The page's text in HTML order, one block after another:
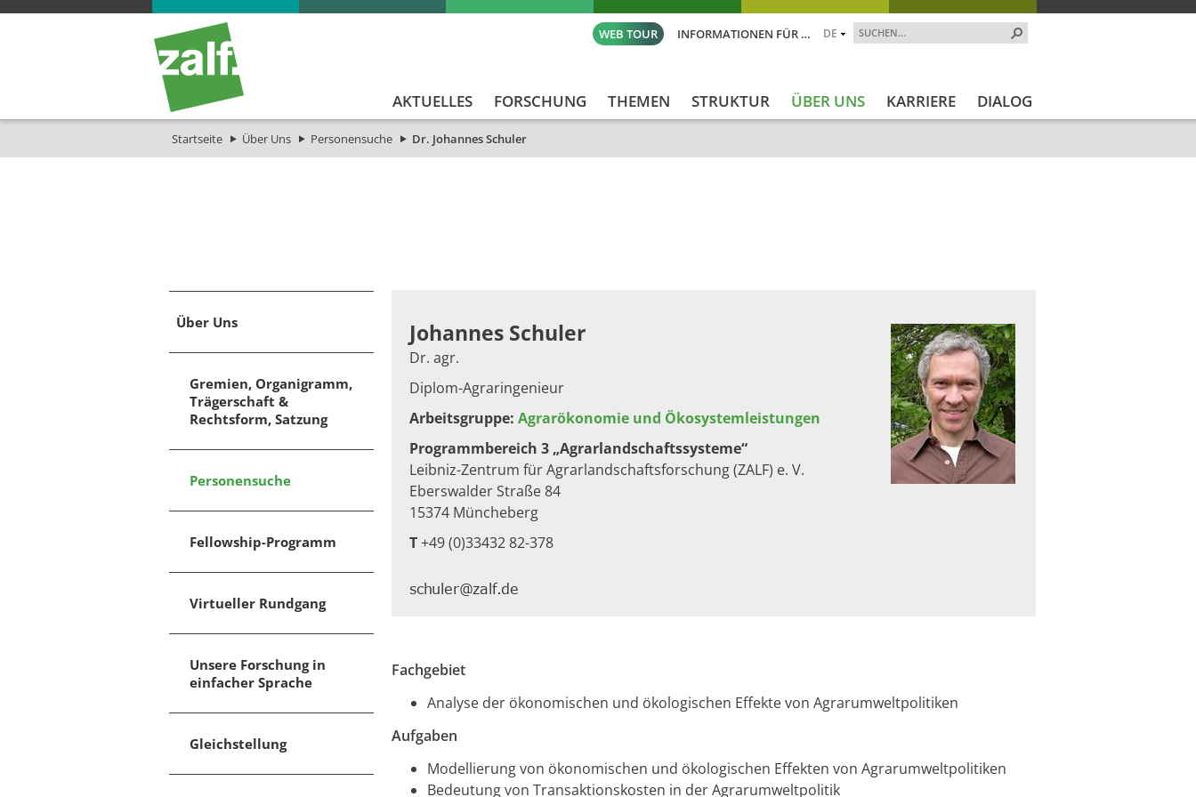
DE
INFORMATIONEN FÜR …
WEB TOUR
AKTUELLES FORSCHUNG THEMEN STRUKTUR ÜBER UNS KARRIERE DIALOG
Startseite Über Uns Personensuche Dr. Johannes Schuler
Über Uns
Gremien, Organigramm,
Trägerschaft &
Rechtsform, Satzung
Personensuche
Fellowship-Programm
Virtueller Rundgang
Unsere Forschung in
einfacher Sprache
Gleichstellung
​​​Johannes Schuler
Dr. agr.
Diplom-Agraringenieur
Arbeitsgruppe: Agrarökonomie und Ökosystemleistungen
Programmbereich 3 „Agrarlandschaftssysteme“
Leibniz-Zentrum für Agrarlandschaftsforschung (ZALF) e. V.
Eberswalder Straße 84
15374 Müncheberg​
T+49 (0)33432 82-378
Fachgebiet
Analyse der ökonomischen und ökologischen Effekte von Agrarumweltpolitiken
Aufgaben
Modellierung von ökonomischen und ökologischen Effekten von Agrarumweltpolitiken
Bedeutung von Transaktionskosten in der Agrarumweltpolitik